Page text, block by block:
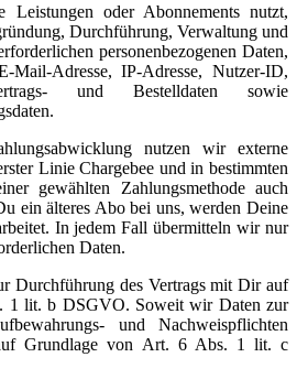
Leistungen oder Abonnements nutzt,
Durchführung, Verwaltung und
personenbezogenen Daten,
Mail-Adresse, IP-Adresse, Nutzer-ID,
und Bestelldaten sowie
nutzen wir externe
Linie Chargebee und in bestimmten
gewählten Zahlungsmethode auch
ein älteres Abo bei uns, werden Deine
In jedem Fall übermitteln wir nur
Daten.
Durchführung des Vertrags mit Dir auf
1 lit. b DSGVO. Soweit wir Daten zur
und Nachweispflichten
Grundlage von Art. 6 Abs. 1 lit. c